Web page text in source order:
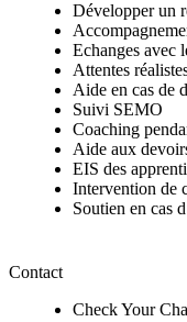
Développer un
Echanges avec
Attentes
Aide en cas de
Suivi SEMO
Coaching
Aide aux
EIS des
Intervention de
Soutien en cas
Contact
Check Your